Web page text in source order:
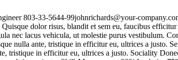
803-33-5644-99johnrichards@your-
dolor risus, blandit et sem eu, faucibus
nec lacus vehicula, ut molestie purus vestibulum.
nulla ante, tristique in efficitur eu, ultrices a justo.
tristique in efficitur eu, ultrices a justo. Sociality